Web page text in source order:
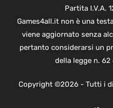
Partita I.V.A.
Games4all.it non è una
viene aggiornato senza
pertanto considerarsi un
della legge n.
Copyright ©2026 - Tutti i